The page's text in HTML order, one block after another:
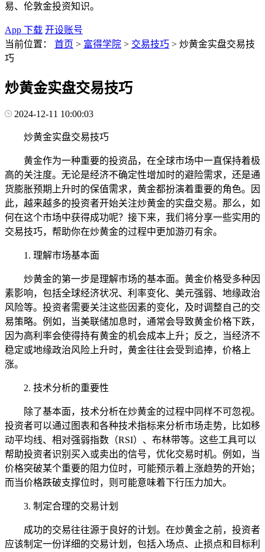
易、伦敦金投资知识。
App 下载 开设账号
当前位置：
首页 > 富得学院 > 交易技巧 > 炒黄金实盘交易技
巧
炒黄金实盘交易技巧
2024-12-11 10:00:03
炒黄金实盘交易技巧
黄金作为一种重要的投资品，在全球市场中一直保持着极
高的关注度。无论是经济不确定性增加时的避险需求，还是通
货膨胀预期上升时的保值需求，黄金都扮演着重要的角色。因
此，越来越多的投资者开始关注炒黄金的实盘交易。那么，如
何在这个市场中获得成功呢？接下来，我们将分享一些实用的
交易技巧，帮助你在炒黄金的过程中更加游刃有余。
1. 理解市场基本面
炒黄金的第一步是理解市场的基本面。黄金价格受多种因
素影响，包括全球经济状况、利率变化、美元强弱、地缘政治
风险等。投资者需要关注这些因素的变化，及时调整自己的交
易策略。例如，当美联储加息时，通常会导致黄金价格下跌，
因为高利率会使得持有黄金的机会成本上升；反之，当经济不
稳定或地缘政治风险上升时，黄金往往会受到追捧，价格上
涨。
2. 技术分析的重要性
除了基本面，技术分析在炒黄金的过程中同样不可忽视。
投资者可以通过图表和各种技术指标来分析市场走势，比如移
动平均线、相对强弱指数（RSI）、布林带等。这些工具可以
帮助投资者识别买入或卖出的信号，优化交易时机。例如，当
价格突破某个重要的阻力位时，可能预示着上涨趋势的开始；
而当价格跌破支撑位时，则可能意味着下行压力加大。
3. 制定合理的交易计划
成功的交易往往源于良好的计划。在炒黄金之前，投资者
应该制定一份详细的交易计划，包括入场点、止损点和目标利